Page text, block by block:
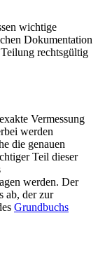
wichtige
Dokumentation
rechtsgültig
Vermessung
werden
die genauen
Teil dieser
werden. Der
ab, der zur
Grundbuchs